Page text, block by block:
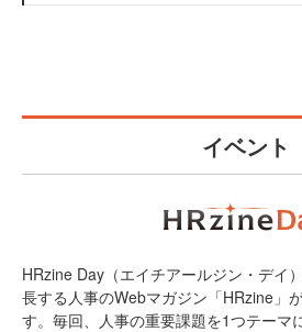
イベント
HRzine Day（エイチアールジン・デイ
長する人事のWebマガジン「HRzine」
す。毎回、人事の重要課題を1つテーマ